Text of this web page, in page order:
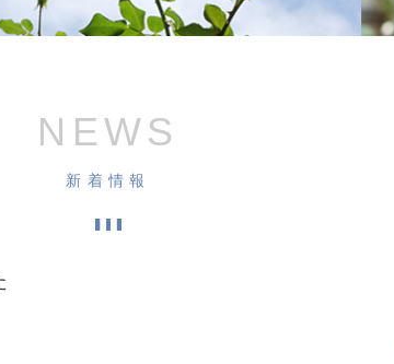
NEWS
新着情報